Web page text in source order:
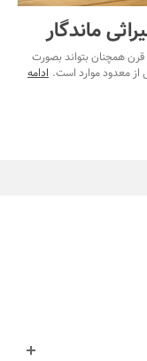
ماندگار
همچنان بتواند بصورت
از معدود موارد است. ادامه